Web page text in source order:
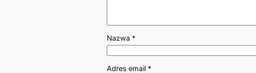
Nazwa *
Adres email *